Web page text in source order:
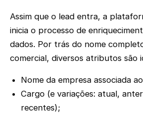
Assim que o lead entra, a
inicia o processo de
dados. Por trás do nome
comercial, diversos atributos são
Nome da empresa associada
Cargo (e variações: atual,
recentes);